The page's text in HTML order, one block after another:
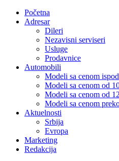
Početna
Adresar
Dileri
Nezavisni serviseri
Usluge
Prodavnice
Automobili
Modeli sa cenom
Modeli sa cenom od
Modeli sa cenom od
Modeli sa cenom
Aktuelnosti
Srbija
Evropa
Marketing
Redakcija